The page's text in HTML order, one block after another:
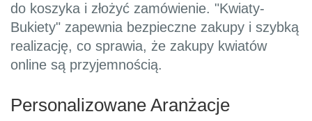
do koszyka i złożyć zamówienie. "Kwiaty-
Bukiety" zapewnia bezpieczne zakupy i szybką
realizację, co sprawia, że zakupy kwiatów
online są przyjemnością.
Personalizowane Aranżacje